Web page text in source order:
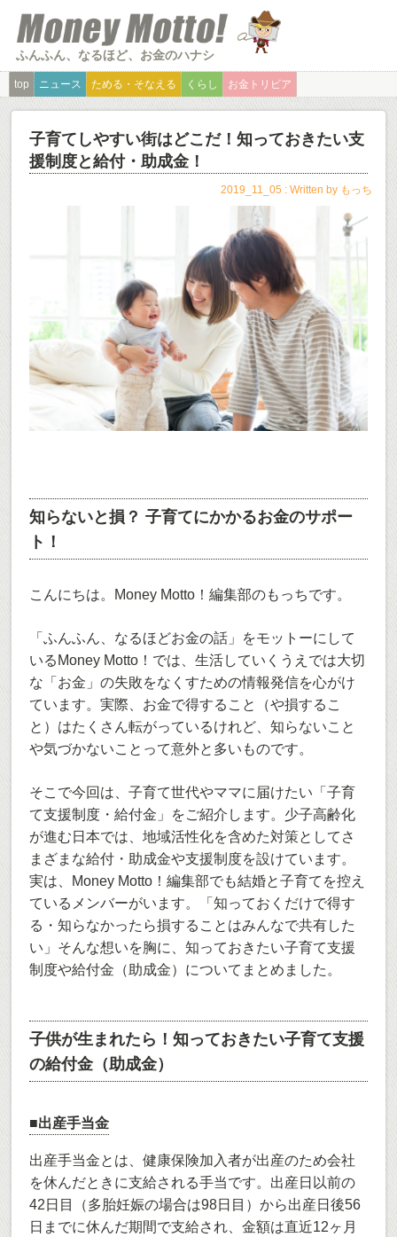
ふんふん、なるほど、お金のハナシ
top ニュース ためる・そなえる くらし お金トリビア
子育てしやすい街はどこだ！知っておきたい支
援制度と給付・助成金！
2019_11_05 : Written by もっち
知らないと損？ 子育てにかかるお金のサポー
ト！
こんにちは。Money Motto！編集部のもっちです。
「ふんふん、なるほどお金の話」をモットーにして
いるMoney Motto！では、生活していくうえでは大切
な「お金」の失敗をなくすための情報発信を心がけ
ています。実際、お金で得すること（や損するこ
と）はたくさん転がっているけれど、知らないこと
や気づかないことって意外と多いものです。
そこで今回は、子育て世代やママに届けたい「子育
て支援制度・給付金」をご紹介します。少子高齢化
が進む日本では、地域活性化を含めた対策としてさ
まざまな給付・助成金や支援制度を設けています。
実は、Money Motto！編集部でも結婚と子育てを控え
ているメンバーがいます。「知っておくだけで得す
る・知らなかったら損することはみんなで共有した
い」そんな想いを胸に、知っておきたい子育て支援
制度や給付金（助成金）についてまとめました。
子供が生まれたら！知っておきたい子育て支援
の給付金（助成金）
■出産手当金
出産手当金とは、健康保険加入者が出産のため会社
を休んだときに支給される手当です。出産日以前の
42日目（多胎妊娠の場合は98日目）から出産日後56
日までに休んだ期間で支給され、金額は直近12ヶ月